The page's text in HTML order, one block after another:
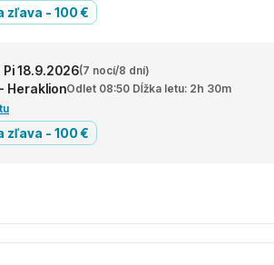
zľava - 100 €
Pi 18.9.2026(7 nocí/8 dní)
HeraklionOdlet 08:50 Dĺžka letu: 2h 30m
zľava - 100 €